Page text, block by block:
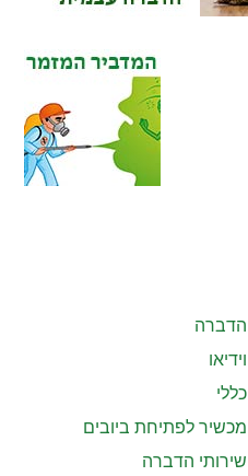
הדברה
וידיאו
כללי
מכשיר לפתיחת ביובים
שירותי הדברה